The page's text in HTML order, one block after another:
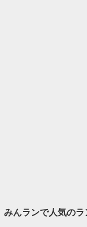
みんランで人気のラ